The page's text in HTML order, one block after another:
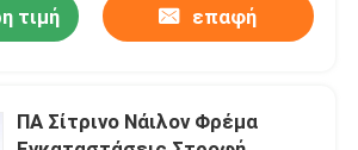
τιμή επαφή
ΠΑ Σίτρινο Νάιλον Φρέμα